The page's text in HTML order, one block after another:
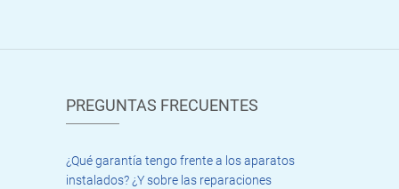
PREGUNTAS FRECUENTES
¿Qué garantía tengo frente a los aparatos
instalados? ¿Y sobre las reparaciones